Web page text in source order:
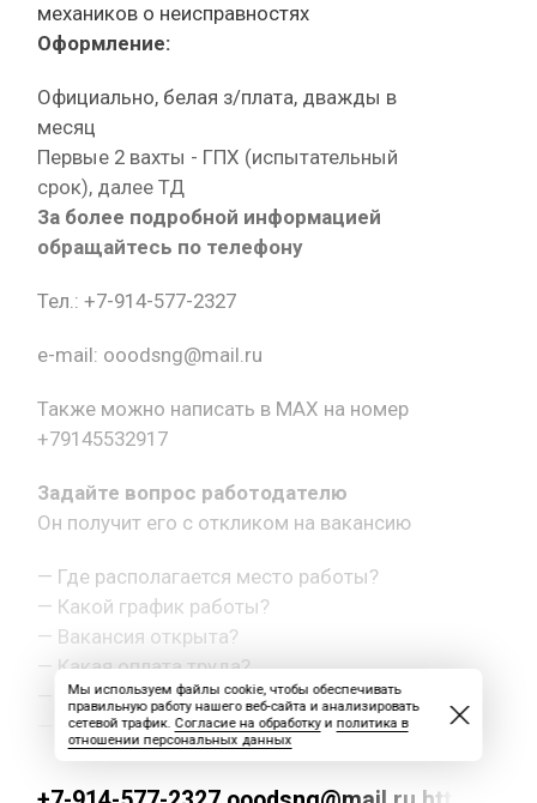
механиков о неисправностях
Оформление:
Официально, белая з/плата, дважды в
месяц
Первые 2 вахты - ГПХ (испытательный
срок), далее ТД
За более подробной информацией
обращайтесь по телефону
Тел.: +7-914-577-2327
e-mail: ooodsng@mail.ru
Также можно написать в MAX на номер
+79145532917
Задайте вопрос работодателю
Он получит его с откликом на вакансию
— Где располагается место работы?
— Какой график работы?
— Вакансия открыта?
— Какая оплата труда?
— Как с вами связаться?
— Другой вопрос.
Мы используем файлы cookie, чтобы обеспечивать
правильную работу нашего веб-сайта и анализировать
сетевой трафик. Согласие на обработкуи политика в
отношении персональных данных